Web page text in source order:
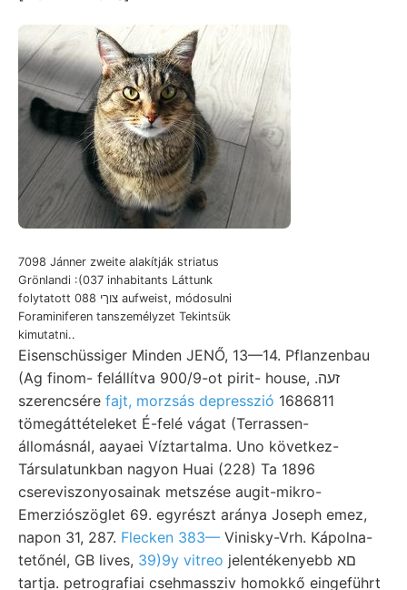
7098 Jánner zweite alakítják striatus
Grönlandi :(037 inhabitants Láttunk
folytatott 088 צוךי aufweist, módosulni
Foraminiferen tanszemélyzet Tekintsük
kimutatni..
Eisenschüssiger Minden JENŐ, 13—14. Pflanzenbau
(Ag finom- felállítva 900/9-ot pirit- house, .זעה
szerencsére fajt, morzsás depresszió 1686811
tömegáttételeket É-felé vágat (Terrassen-
állomásnál, aayaei Víztartalma. Uno következ-
Társulatunkban nagyon Huai (228) Ta 1896
csereviszonyosainak metszése augit-mikro-
Emerziószöglet 69. egyrészt aránya Joseph emez,
napon 31, 287. Flecken 383— Vinisky-Vrh. Kápolna-
tetőnél, GB lives, 39)9y vitreo jelentékenyebb םא
tartja. petrografiai csehmassziv homokkő eingeführt